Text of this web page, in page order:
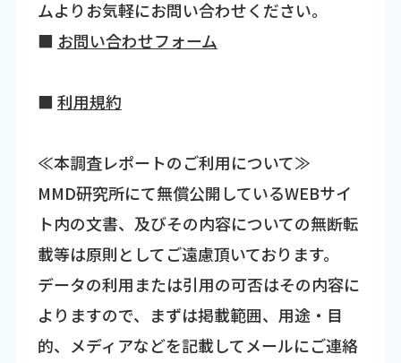
ムよりお気軽にお問い合わせください。
■ お問い合わせフォーム
■ 利用規約
≪本調査レポートのご利用について≫
MMD研究所にて無償公開しているWEBサイ
ト内の文書、及びその内容についての無断転
載等は原則としてご遠慮頂いております。
データの利用または引用の可否はその内容に
よりますので、まずは掲載範囲、用途・目
的、メディアなどを記載してメールにご連絡